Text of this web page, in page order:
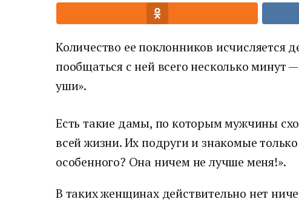
Количество ее поклонников исчисляется
пообщаться с ней всего несколько минут
уши».
Есть такие дамы, по которым мужчины
всей жизни. Их подруги и знакомые
особенного? Она ничем не лучше меня!».
В таких женщинах действительно нет